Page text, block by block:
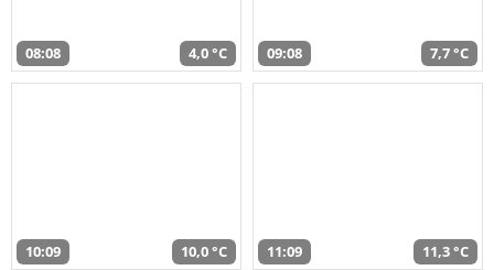
08:08 4,0 °C 09:08 7,7 °C
10:09 10,0 °C 11:09 11,3 °C